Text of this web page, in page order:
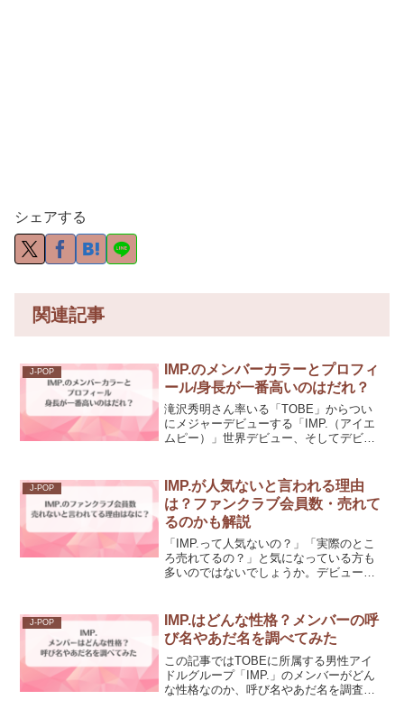
シェアする
関連記事
J-POP
IMP.のメンバーカラーとプロフィ
ール/身長が一番高いのはだれ？
滝沢秀明さん率いる「TOBE」からつい
にメジャーデビューする「IMP.（アイエ
ムピー）」世界デビュー、そしてデビュ
で、気になるのがメンバーのプロフィー
ルやメンバーカラ...
J-POP
IMP.が人気ないと言われる理由
は？ファンクラブ会員数・売れて
るのかも解説
「IMP.って人気ないの？」「実際のとこ
ろ売れてるの？」と気になっている方も
多いのではないでしょうか。デビュー当
現在はその状況が大きく変わっていま
す。この記事で...
J-POP
IMP.はどんな性格？メンバーの呼
び名やあだ名を調べてみた
この記事ではTOBEに所属する男性アイ
ドルグループ「IMP.」のメンバーがどん
な性格なのか、呼び名やあだ名を調査し